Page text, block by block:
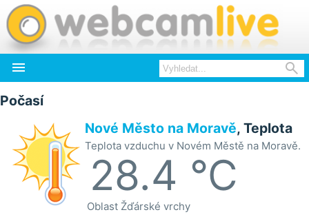
 
Počasí
Nové Město na Moravě, Teplota
Teplota vzduchu v Novém Městě na Moravě.
28.4 °C
Oblast Žďárské vrchy